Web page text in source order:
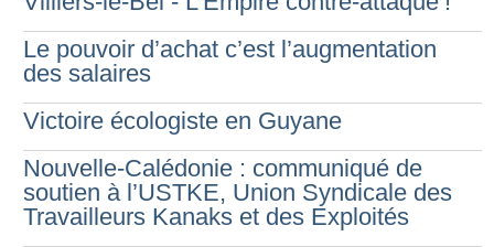
Le pouvoir d’achat c’est l’augmentation
des salaires
Victoire écologiste en Guyane
Nouvelle-Calédonie : communiqué de
soutien à l’USTKE, Union Syndicale des
Travailleurs Kanaks et des Exploités